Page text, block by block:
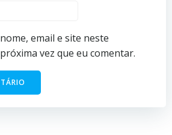
email e site neste
vez que eu comentar.